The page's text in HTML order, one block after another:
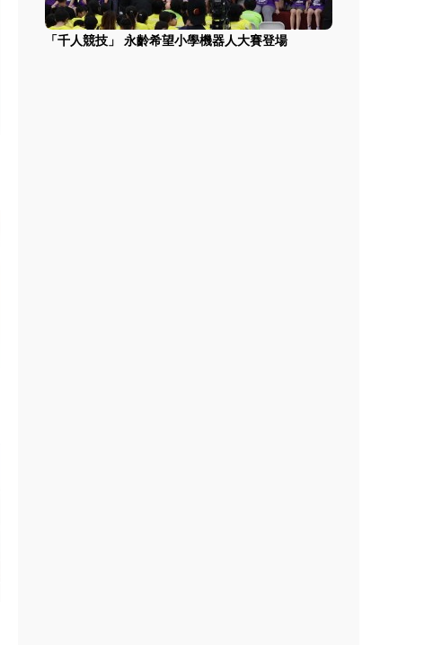
「千人競技」 永齡希望小學機器人大賽登場